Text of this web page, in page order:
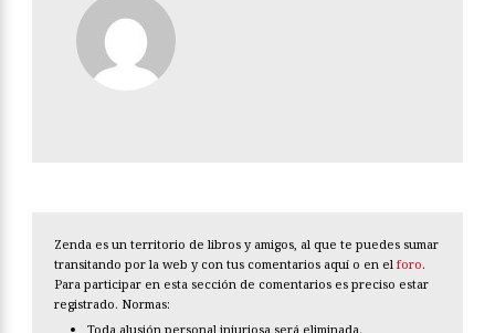
Zenda es un territorio de libros y amigos, al que te puedes sumar
transitando por la web y con tus comentarios aquí o en el foro.
Para participar en esta sección de comentarios es preciso estar
registrado. Normas:
Toda alusión personal injuriosa será eliminada.